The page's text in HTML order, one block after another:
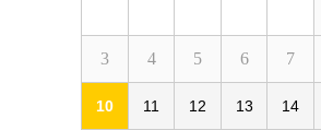
3 4 5 6 7
10 11 12 13 14